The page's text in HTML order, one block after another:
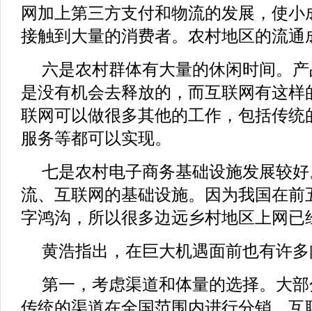
网加上第三方支付和物流的发展，使
接触到大量的消费者。农村地区的流通
六是农村群体有大量的休闲时间。
是没有机会去释放的，而互联网有这
联网可以做很多其他的工作，包括传统
服务等都可以实现。
七是农村电子商务基础设施发展较
流、互联网的基础设施。因为我国在前
字鸿沟，所以很多边远乡村地区上网已
黄浩指出，在巨大机遇面前也有许
第一，考虑渠道和体量的选择。大
传统的渠道在全国范围内进行分销，互